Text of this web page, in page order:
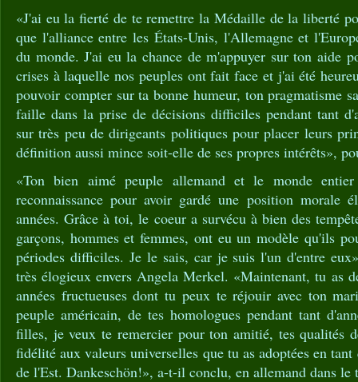
«J'ai eu la fierté de te remettre la Médaille de la liberté
que l'alliance entre les États-Unis, l'Allemagne et
du monde. J'ai eu la chance de m'appuyer sur ton aide
crises à laquelle nos peuples ont fait face et j'ai été
pouvoir compter sur ta bonne humeur, ton pragmatisme
faille dans la prise de décisions difficiles pendant tant
sur très peu de dirigeants politiques pour placer leurs
définition aussi mince soit-elle de ses propres intérêts»,
«Ton bien aimé peuple allemand et le monde
reconnaissance pour avoir gardé une position morale
années. Grâce à toi, le coeur a survécu à bien des
garçons, hommes et femmes, ont eu un modèle qu'ils
périodes difficiles. Je le sais, car je suis l'un d'entre
très élogieux envers Angela Merkel. «Maintenant, tu as
années fructueuses dont tu peux te réjouir avec ton
peuple américain, de tes homologues pendant tant
filles, je veux te remercier pour ton amitié, tes qualités
fidélité aux valeurs universelles que tu as adoptées en
de l'Est. Dankeschön!», a-t-il conclu, en allemand dans le